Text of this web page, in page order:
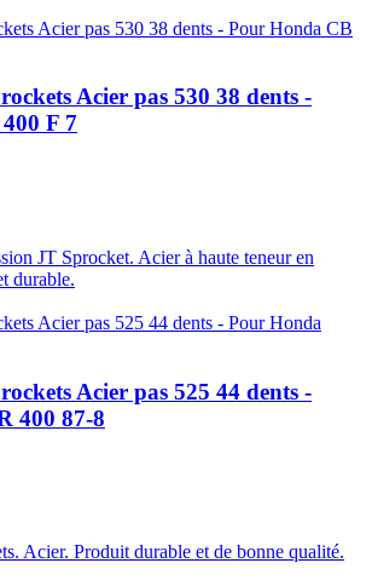
Acier pas 530 38 dents -
F 7
JT Sprocket. Acier à haute teneur en
durable.
Acier pas 525 44 dents -
400 87-8
Acier. Produit durable et de bonne qualité.